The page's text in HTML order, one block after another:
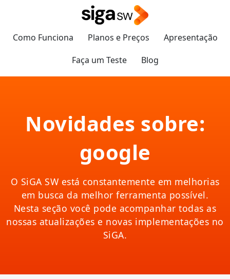
Como Funciona Planos e Preços
Apresentação
Faça um Teste
Blog
Novidades sobre:
google
O SiGA SW está constantemente em melhorias
em busca da melhor ferramenta possível.
Nesta seção você pode acompanhar todas as
nossas atualizações e novas implementações no
SiGA.